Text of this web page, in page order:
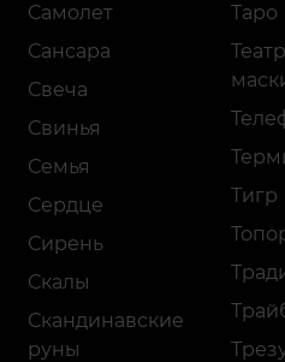
Самолет
Сансара
Свеча
Свинья
Семья
Сердце
Сирень
Скалы
Скандинавские
руны
Таро
Тигр